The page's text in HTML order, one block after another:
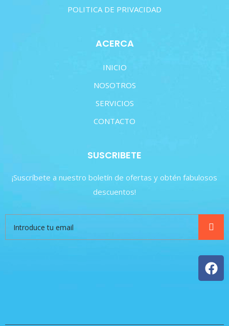
POLITICA DE PRIVACIDAD
ACERCA
INICIO
NOSOTROS
SERVICIOS
CONTACTO
SUSCRIBETE
¡Suscríbete a nuestro boletín de ofertas y obtén fabulosos
descuentos!